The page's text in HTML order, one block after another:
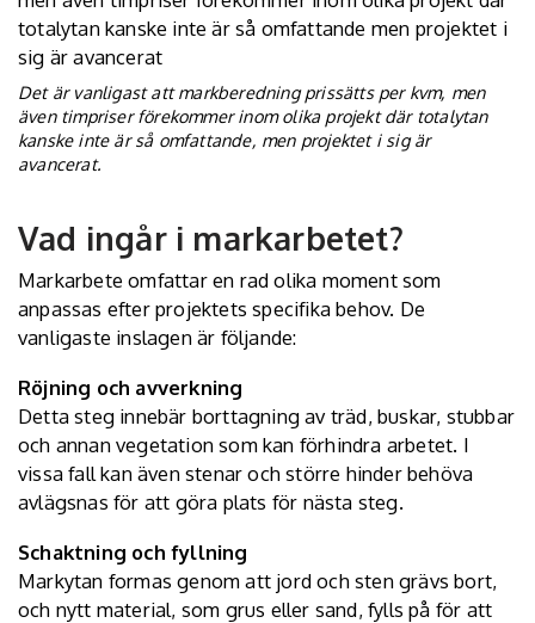
Det är vanligast att markberedning prissätts per kvm, men
även timpriser förekommer inom olika projekt där totalytan
kanske inte är så omfattande, men projektet i sig är
avancerat.
Vad ingår i markarbetet?
Markarbete omfattar en rad olika moment som
anpassas efter projektets specifika behov. De
vanligaste inslagen är följande:
Röjning och avverkning
Detta steg innebär borttagning av träd, buskar, stubbar
och annan vegetation som kan förhindra arbetet. I
vissa fall kan även stenar och större hinder behöva
avlägsnas för att göra plats för nästa steg.
Schaktning och fyllning
Markytan formas genom att jord och sten grävs bort,
och nytt material, som grus eller sand, fylls på för att